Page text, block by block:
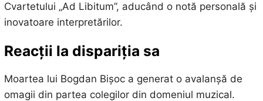
Cvartetului „Ad Libitum”, aducând o notă personală și
inovatoare interpretărilor.
Reacții la dispariția sa
Moartea lui Bogdan Bișoc a generat o avalanșă de
omagii din partea colegilor din domeniul muzical.